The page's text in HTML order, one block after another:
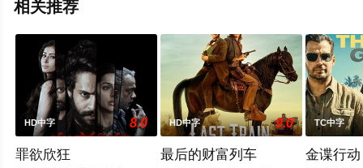
相关推荐
HD中字 8.0
罪欲欣狂
HD中字 9.0
最后的财富列车
TC中字
金谍行动